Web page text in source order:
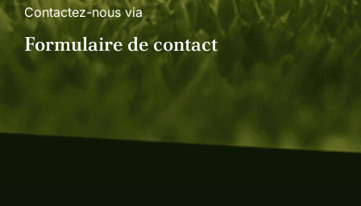
Contactez-nous via
Formulaire de contact